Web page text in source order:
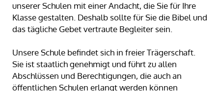
unserer Schulen mit einer Andacht, die Sie für Ihre
Klasse gestalten. Deshalb sollte für Sie die Bibel und
das tägliche Gebet vertraute Begleiter sein.
Unsere Schule befindet sich in freier Trägerschaft.
Sie ist staatlich genehmigt und führt zu allen
Abschlüssen und Berechtigungen, die auch an
öffentlichen Schulen erlangt werden können